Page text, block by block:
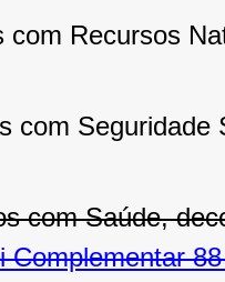
com Recursos
com
com Saúde,
Complementar